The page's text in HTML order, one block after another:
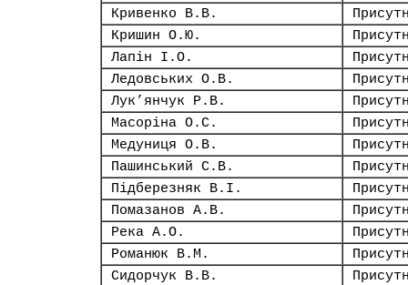
Кривенко В.В.
Кришин О.Ю.
Лапін І.О.
Ледовських О.В.
Лук’янчук Р.В.
Масоріна О.С.
Медуниця О.В.
Пашинський С.В.
Підберезняк В.І.
Помазанов А.В.
Река А.О.
Романюк В.М.
Сидорчук В.В.